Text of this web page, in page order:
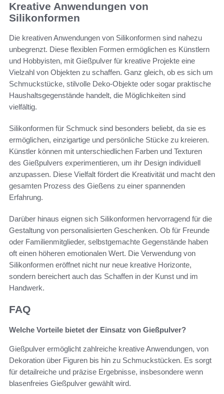
Kreative Anwendungen von
Silikonformen
Die kreativen Anwendungen von Silikonformen sind nahezu
unbegrenzt. Diese flexiblen Formen ermöglichen es Künstlern
und Hobbyisten, mit Gießpulver für kreative Projekte eine
Vielzahl von Objekten zu schaffen. Ganz gleich, ob es sich um
Schmuckstücke, stilvolle Deko-Objekte oder sogar praktische
Haushaltsgegenstände handelt, die Möglichkeiten sind
vielfältig.
Silikonformen für Schmuck sind besonders beliebt, da sie es
ermöglichen, einzigartige und persönliche Stücke zu kreieren.
Künstler können mit unterschiedlichen Farben und Texturen
des Gießpulvers experimentieren, um ihr Design individuell
anzupassen. Diese Vielfalt fördert die Kreativität und macht den
gesamten Prozess des Gießens zu einer spannenden
Erfahrung.
Darüber hinaus eignen sich Silikonformen hervorragend für die
Gestaltung von personalisierten Geschenken. Ob für Freunde
oder Familienmitglieder, selbstgemachte Gegenstände haben
oft einen höheren emotionalen Wert. Die Verwendung von
Silikonformen eröffnet nicht nur neue kreative Horizonte,
sondern bereichert auch das Schaffen in der Kunst und im
Handwerk.
FAQ
Welche Vorteile bietet der Einsatz von Gießpulver?
Gießpulver ermöglicht zahlreiche kreative Anwendungen, von
Dekoration über Figuren bis hin zu Schmuckstücken. Es sorgt
für detailreiche und präzise Ergebnisse, insbesondere wenn
blasenfreies Gießpulver gewählt wird.